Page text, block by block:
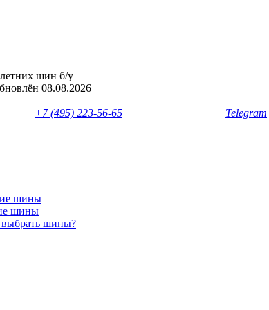
шин б/у
08.08.2026
+7 (495) 223-56-65 Telegram
шины
шины
выбрать шины?